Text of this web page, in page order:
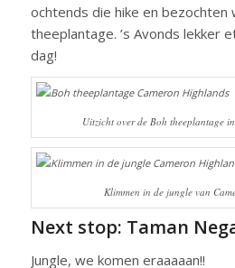
ochtends die hike en bezochten
theeplantage. ’s Avonds lekker
dag!
Uitzicht over de Boh theeplantage
Klimmen in de jungle van
Next stop: Taman
Jungle, we komen eraaaaan!!